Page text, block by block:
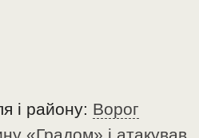
і району: Ворог
«Градом» і атакував